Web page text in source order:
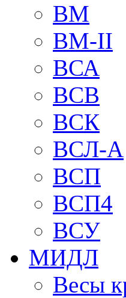
BM
BM-II
ВСА
ВСВ
ВСК
ВСЛ-А
ВСП
ВСП4
ВСУ
МИДЛ
Весы